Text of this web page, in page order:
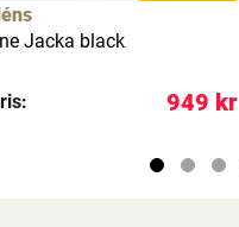
Jacka black
949 kr